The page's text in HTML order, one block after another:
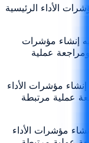
مؤشرات الأداء الرئيسية
إنشاء مؤشرات
عملية
مؤشرات الأداء
عملية مرتبطة
مؤشرات الأداء